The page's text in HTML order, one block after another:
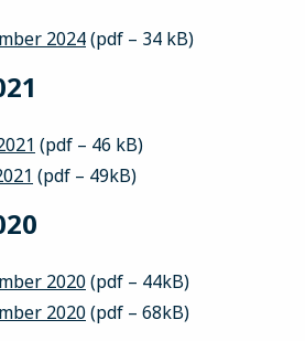
2024(pdf – 34 kB)
(pdf – 46 kB)
(pdf – 49kB)
2020(pdf – 44kB)
2020(pdf – 68kB)